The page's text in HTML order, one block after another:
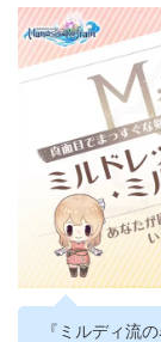
『ミルディ流